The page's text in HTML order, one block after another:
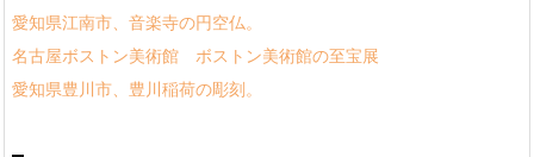
愛知県江南市、音楽寺の円空仏。
名古屋ボストン美術館 ボストン美術館の至宝展
愛知県豊川市、豊川稲荷の彫刻。